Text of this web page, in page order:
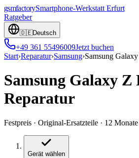
gsmfactorySmartphone-Werkstatt Erfurt
Ratgeber
🇩🇪Deutsch
+49 361 55496009Jetzt buchen
Start›Reparatur›Samsung›Samsung
Samsung Galaxy Z
Reparatur
Festpreis · Original-Ersatzteile · 12
Gerät wählen